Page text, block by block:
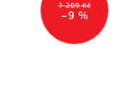
7 209 Kč
–9 %